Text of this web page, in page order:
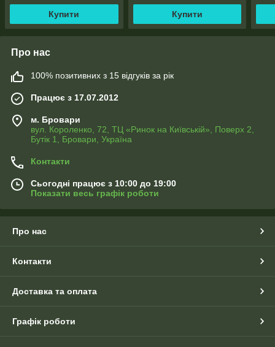
Купити Купити
Про нас
100% позитивних з 15 відгуків за рік
Працює з 17.07.2012
м. Бровари
вул. Короленко, 72, ТЦ «Ринок на Київській», Поверх 2,
Бутік 1, Бровари, Україна
Контакти
Сьогодні працює з 10:00 до 19:00
Показати весь графік роботи
Про нас
Контакти
Доставка та оплата
Графік роботи